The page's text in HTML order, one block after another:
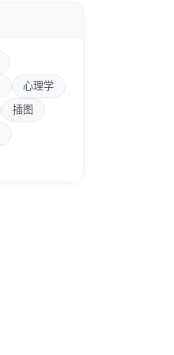
心理学
插图